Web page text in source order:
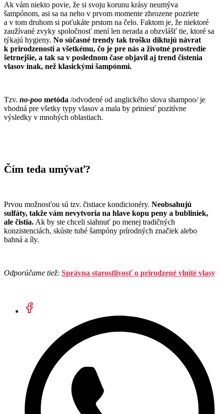
Ak vám niekto povie, že si svoju korunu krásy neumýva
šampónom, asi sa na neho v prvom momente zhrozene pozriete
a v tom druhom si poťukáte prstom na čelo. Faktom je, že niektoré
zaužívané zvyky spoločnosť mení len nerada a obzvlášť tie, ktoré sa
týkajú hygieny. No súčasné trendy tak trošku diktujú návrat
k prirodzenosti a všetkému, čo je pre nás a životné prostredie
šetrnejšie, a tak sa v poslednom čase objavil aj trend čistenia
vlasov inak, než klasickými šampónmi.
Tzv. no-poo metóda /odvodené od anglického slova shampoo/ je
vhodná pre všetky typy vlasov a mala by priniesť pozitívne
výsledky v mnohých oblastiach.
Čím teda umývať?
Prvou možnosťou sú tzv. čistiace kondicionéry. Neobsahujú
sulfáty, takže vám nevytvoria na hlave kopu peny a bubliniek,
ale čistia.Ak by ste chceli siahnuť po menej tradičných
konzistenciách, skúste tuhé šampóny prírodných značiek alebo
bahná a íly.
Odporúčame tiež: Správna starostlivosť o prirodzené vlnité vlasy